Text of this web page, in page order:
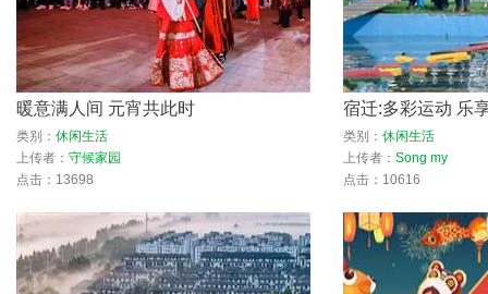
暖意满人间 元宵共此时
类别： 休闲生活
上传者： 守候家园
点击：13698
宿迁:多彩运动 乐
类别： 休闲生活
上传者： Song my
点击：10616